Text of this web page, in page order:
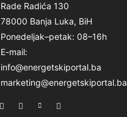
Rade Radića 130
78000 Banja Luka, BiH
Ponedeljak–petak: 08–16h
E-mail:
info@energetskiportal.ba
marketing@energetskiportal.ba